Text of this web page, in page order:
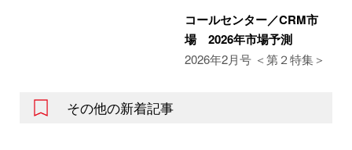
コールセンター／CRM市
場 2026年市場予測
2026年2月号 ＜第２特集＞
その他の新着記事